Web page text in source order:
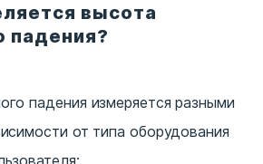
высота
падения?
падения измеряется разными
от типа оборудования